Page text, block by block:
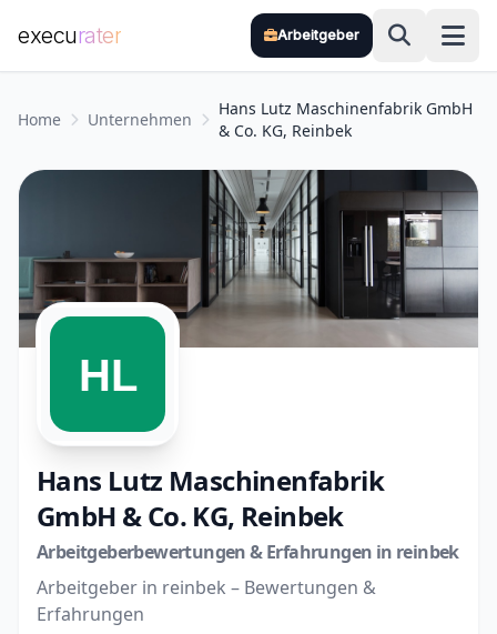
execurater Arbeitgeber
Home Unternehmen
Hans Lutz Maschinenfabrik GmbH
& Co. KG, Reinbek
Hans Lutz Maschinenfabrik
GmbH & Co. KG, Reinbek
Arbeitgeberbewertungen & Erfahrungen in reinbek
Arbeitgeber in reinbek – Bewertungen &
Erfahrungen